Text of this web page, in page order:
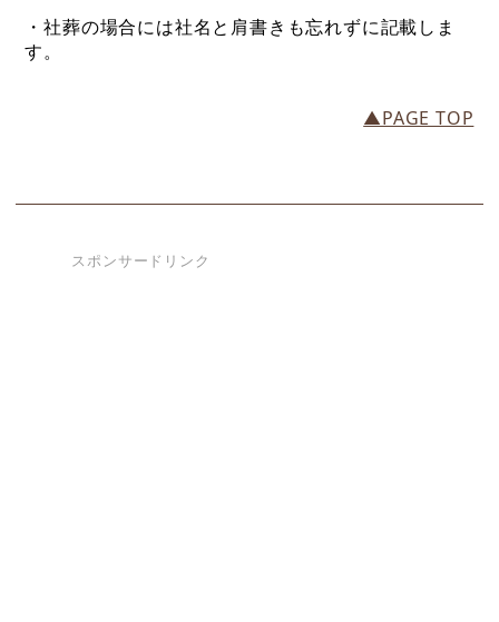
・社葬の場合には社名と肩書きも忘れずに記載しま
す。
▲PAGE TOP
スポンサードリンク